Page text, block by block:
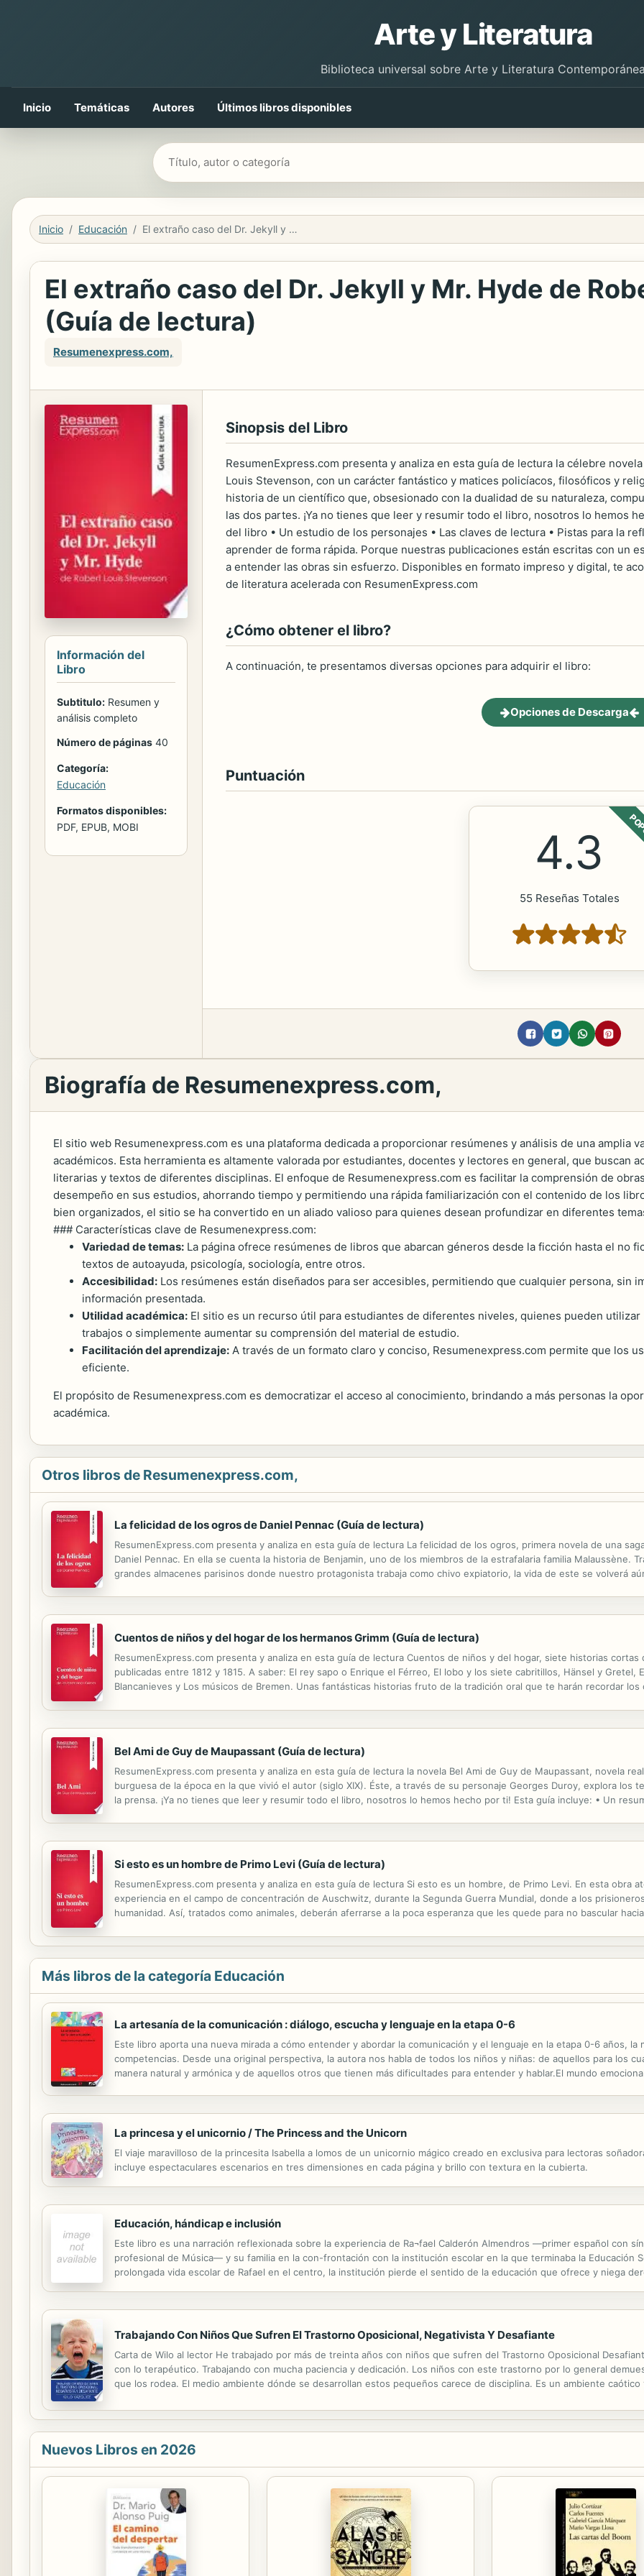
Arte y Literatura
Biblioteca universal sobre Arte y Literatura
Inicio Temáticas Autores Últimos libros disponibles
Buscar libros
Inicio Educación El extraño caso del Dr. Jekyll y Mr. Hyde de Robert Louis Stevenson (Guía de lectura)
El extraño caso del Dr. Jekyll y Mr. Hyde de
(Guía de lectura)
Resumenexpress.com,
Información del
Libro
Subtitulo: Resumen y
análisis completo
Número de páginas 40
Categoría:
Educación
Formatos disponibles:
PDF, EPUB, MOBI
Sinopsis del Libro
ResumenExpress.com presenta y analiza en esta guía de lectura la célebre
Louis Stevenson, con un carácter fantástico y matices policíacos, filosóficos y
historia de un científico que, obsesionado con la dualidad de su naturaleza,
las dos partes. ¡Ya no tienes que leer y resumir todo el libro, nosotros lo hemos
del libro • Un estudio de los personajes • Las claves de lectura • Pistas para la
aprender de forma rápida. Porque nuestras publicaciones están escritas con un
a entender las obras sin esfuerzo. Disponibles en formato impreso y digital, te
de literatura acelerada con ResumenExpress.com
¿Cómo obtener el libro?
A continuación, te presentamos diversas opciones para adquirir el libro:
Opciones de Descarga
Puntuación
4.3
55 Reseñas Totales
Biografía de Resumenexpress.com,
El sitio web Resumenexpress.com es una plataforma dedicada a proporcionar resúmenes y análisis de una amplia
académicos. Esta herramienta es altamente valorada por estudiantes, docentes y lectores en general, que buscan
literarias y textos de diferentes disciplinas. El enfoque de Resumenexpress.com es facilitar la comprensión de
desempeño en sus estudios, ahorrando tiempo y permitiendo una rápida familiarización con el contenido de los
bien organizados, el sitio se ha convertido en un aliado valioso para quienes desean profundizar en diferentes
### Características clave de Resumenexpress.com:
Variedad de temas: La página ofrece resúmenes de libros que abarcan géneros desde la ficción hasta el no
textos de autoayuda, psicología, sociología, entre otros.
Accesibilidad: Los resúmenes están diseñados para ser accesibles, permitiendo que cualquier persona, sin
información presentada.
Utilidad académica: El sitio es un recurso útil para estudiantes de diferentes niveles, quienes pueden
trabajos o simplemente aumentar su comprensión del material de estudio.
Facilitación del aprendizaje: A través de un formato claro y conciso, Resumenexpress.com permite que los
eficiente.
El propósito de Resumenexpress.com es democratizar el acceso al conocimiento, brindando a más personas la
académica.
Otros libros de Resumenexpress.com,
La felicidad de los ogros de Daniel Pennac (Guía de lectura)
ResumenExpress.com presenta y analiza en esta guía de lectura La felicidad de los ogros, primera novela de una
Daniel Pennac. En ella se cuenta la historia de Benjamin, uno de los miembros de la estrafalaria familia Malaussène.
grandes almacenes parisinos donde nuestro protagonista trabaja como chivo expiatorio, la vida de este se volverá
Cuentos de niños y del hogar de los hermanos Grimm (Guía de lectura)
ResumenExpress.com presenta y analiza en esta guía de lectura Cuentos de niños y del hogar, siete historias cortas
publicadas entre 1812 y 1815. A saber: El rey sapo o Enrique el Férreo, El lobo y los siete cabritillos, Hänsel y Gretel,
Blancanieves y Los músicos de Bremen. Unas fantásticas historias fruto de la tradición oral que te harán recordar los
Bel Ami de Guy de Maupassant (Guía de lectura)
ResumenExpress.com presenta y analiza en esta guía de lectura la novela Bel Ami de Guy de Maupassant, novela
burguesa de la época en la que vivió el autor (siglo XIX). Éste, a través de su personaje Georges Duroy, explora los
la prensa. ¡Ya no tienes que leer y resumir todo el libro, nosotros lo hemos hecho por ti! Esta guía incluye: • Un
Si esto es un hombre de Primo Levi (Guía de lectura)
ResumenExpress.com presenta y analiza en esta guía de lectura Si esto es un hombre, de Primo Levi. En esta obra
experiencia en el campo de concentración de Auschwitz, durante la Segunda Guerra Mundial, donde a los
humanidad. Así, tratados como animales, deberán aferrarse a la poca esperanza que les quede para no bascular
Más libros de la categoría Educación
La artesanía de la comunicación : diálogo, escucha y lenguaje en la etapa 0-6
Este libro aporta una nueva mirada a cómo entender y abordar la comunicación y el lenguaje en la etapa 0-6 años, la
competencias. Desde una original perspectiva, la autora nos habla de todos los niños y niñas: de aquellos para los
manera natural y armónica y de aquellos otros que tienen más dificultades para entender y hablar.El mundo
La princesa y el unicornio / The Princess and the Unicorn
El viaje maravilloso de la princesita Isabella a lomos de un unicornio mágico creado en exclusiva para lectoras
incluye espectaculares escenarios en tres dimensiones en cada página y brillo con textura en la cubierta.
Educación, hándicap e inclusión
Este libro es una narración reflexionada sobre la experiencia de Ra¬fael Calderón Almendros —primer español con
profesional de Música— y su familia en la con-frontación con la institución escolar en la que terminaba la Educación
prolongada vida escolar de Rafael en el centro, la institución pierde el sentido de la educación que ofrece y niega
Trabajando Con Niños Que Sufren El Trastorno Oposicional, Negativista Y Desafiante
Carta de Wilo al lector He trabajado por más de treinta años con niños que sufren del Trastorno Oposicional
con lo terapéutico. Trabajando con mucha paciencia y dedicación. Los niños con este trastorno por lo general
que los rodea. El medio ambiente dónde se desarrollan estos pequeños carece de disciplina. Es un ambiente
Nuevos Libros en 2026